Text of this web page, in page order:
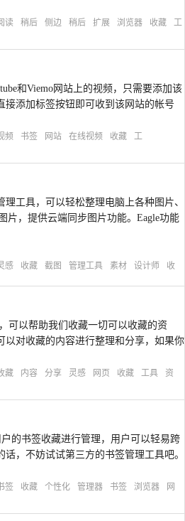
读 稍后 侧边 稍后 扩展 浏览器 收藏
工
和Viemo网站上的视频，只需要添加该
接添加标签按钮即可收到该网站的帐号
频 书签 网站 在线视频 收藏
工
工具，可以轻松整理电脑上各种图片、
片，提供云端同步图片功能。Eagle功能
感 收藏 截图 管理工具 素材 设计师
收
可以帮助我们收藏一切可以收藏的资
对收藏的内容进行整理和分享，如果你
藏 内容 分享 灵感 网页 收藏 工具
资
的书签收藏进行管理，用户可以轻易跨
，不妨试试第三方的书签管理工具吧。
签 收藏 个性化 管理器 书签 浏览器
网